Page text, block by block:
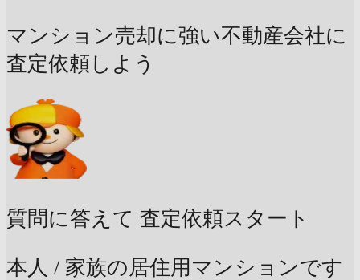
マンション売却に強い不動産会社に
査定依頼しよう
質問に答えて 査定依頼スタート
本人 / 家族の居住用マンションです